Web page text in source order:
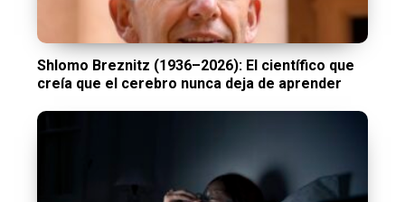
Shlomo Breznitz (1936–2026): El científico que
creía que el cerebro nunca deja de aprender